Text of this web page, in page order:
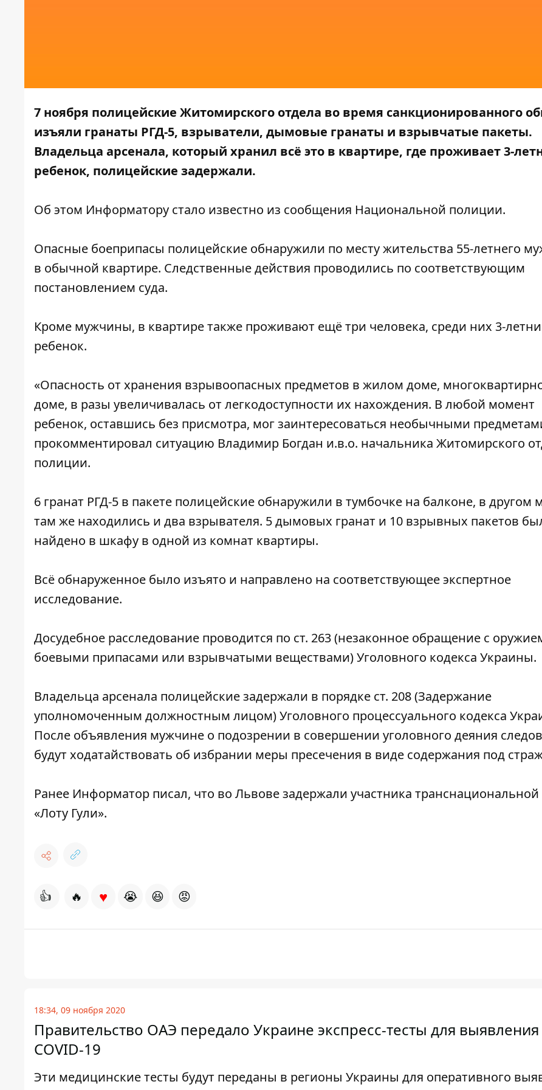
7 ноября полицейские Житомирского отдела во время санкционированного
изъяли гранаты РГД-5, взрыватели, дымовые гранаты и взрывчатые пакеты.
Владельца арсенала, который хранил всё это в квартире, где проживает 3-
ребенок, полицейские задержали.
Об этом Информатору стало известно из сообщения Национальной полиции.
Опасные боеприпасы полицейские обнаружили по месту жительства 55-летнего
в обычной квартире. Следственные действия проводились по соответствующим
постановлением суда.
Кроме мужчины, в квартире также проживают ещё три человека, среди них 3-
ребенок.
«Опасность от хранения взрывоопасных предметов в жилом доме,
доме, в разы увеличивалась от легкодоступности их нахождения. В любой момент
ребенок, оставшись без присмотра, мог заинтересоваться необычными
прокомментировал ситуацию Владимир Богдан и.в.о. начальника Житомирского
полиции.
6 гранат РГД-5 в пакете полицейские обнаружили в тумбочке на балконе, в другом
там же находились и два взрывателя. 5 дымовых гранат и 10 взрывных пакетов
найдено в шкафу в одной из комнат квартиры.
Всё обнаруженное было изъято и направлено на соответствующее экспертное
исследование.
Досудебное расследование проводится по ст. 263 (незаконное обращение с
боевыми припасами или взрывчатыми веществами) Уголовного кодекса Украины.
Владельца арсенала полицейские задержали в порядке ст. 208 (Задержание
уполномоченным должностным лицом) Уголовного процессуального кодекса
После объявления мужчине о подозрении в совершении уголовного деяния
будут ходатайствовать об избрании меры пресечения в виде содержания под
Ранее Информатор писал, что во Львовезадержали участника
«Лоту Гули».
👍 🔥 ♥ 😭 😆 😡
18:34, 09 ноября 2020
Правительство ОАЭ передало Украине экспресс-тесты для выявления
COVID-19
Эти медицинские тесты будут переданы в регионы Украины для оперативного